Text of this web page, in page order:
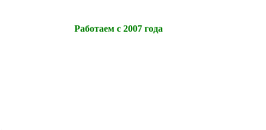
Работаем с 2007 года